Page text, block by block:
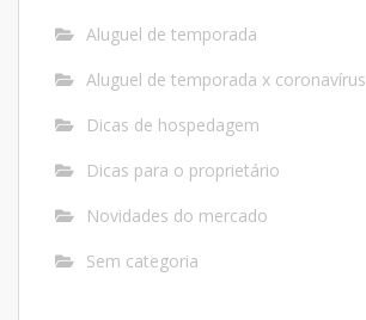
Aluguel de temporada
Aluguel de temporada x coronavírus
Dicas de hospedagem
Dicas para o proprietário
Novidades do mercado
Sem categoria